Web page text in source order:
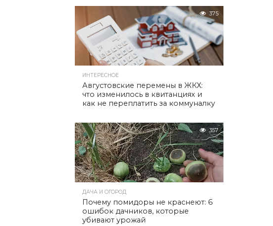
375
ИНТЕРЕСНОЕ
Августовские перемены в ЖКХ:
что изменилось в квитанциях и
как не переплатить за коммуналку
357
ДАЧА И ОГОРОД
Почему помидоры не краснеют: 6
ошибок дачников, которые
убивают урожай